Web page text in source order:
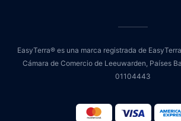
EasyTerra® es una marca registrada de
Cámara de Comercio de Leeuwarden, Países
01104443